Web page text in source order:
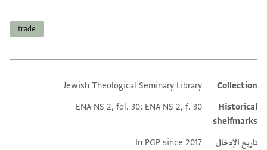
trade
Additional metadata
Collection
Jewish Theological Seminary Library
Historical
shelfmarks
ENA NS 2, fol. 30; ENA NS 2, f. 30
تاريخ الإدخال In PGP since 2017